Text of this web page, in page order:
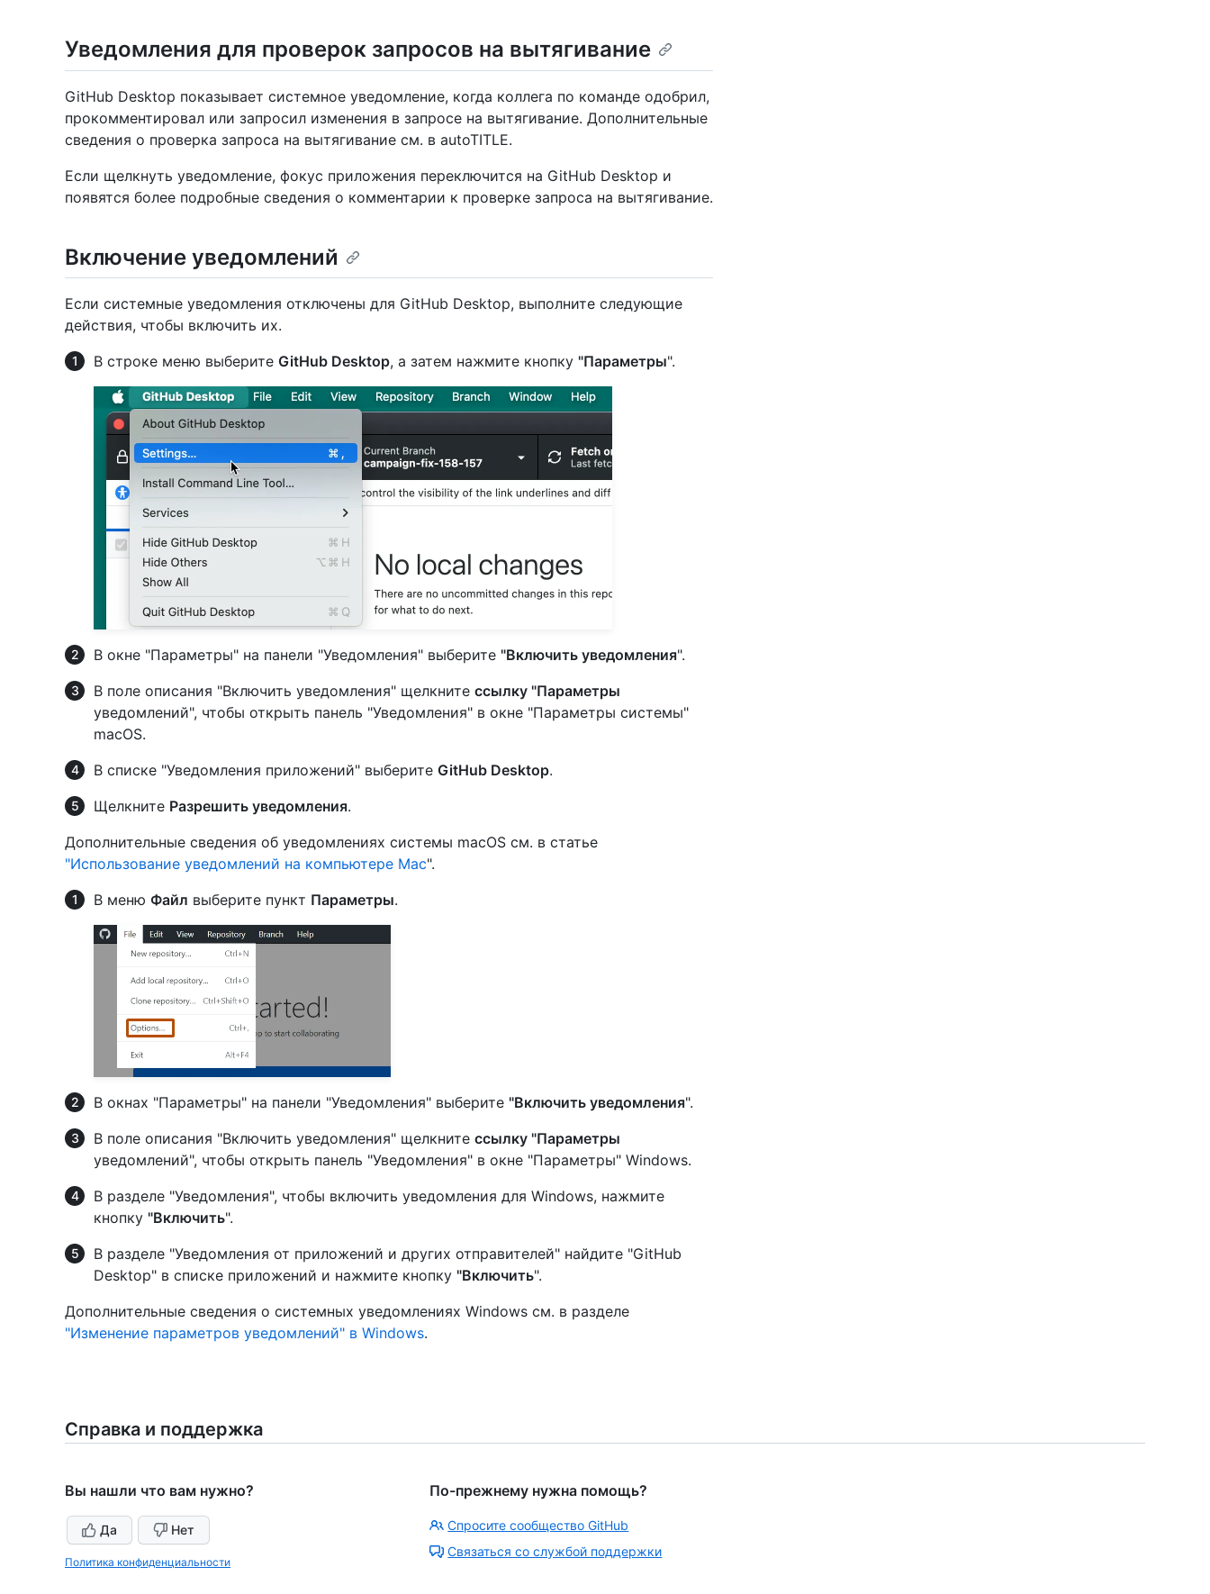
Уведомления для проверок запросов на вытягивание
GitHub Desktop показывает системное уведомление, когда коллега по команде одобрил,
прокомментировал или запросил изменения в запросе на вытягивание. Дополнительные
сведения о проверка запроса на вытягивание см. в autoTITLE.
Если щелкнуть уведомление, фокус приложения переключится на GitHub Desktop и
появятся более подробные сведения о комментарии к проверке запроса на вытягивание.
Включение уведомлений
Если системные уведомления отключены для GitHub Desktop, выполните следующие
действия, чтобы включить их.
В строке меню выберите GitHub Desktop, а затем нажмите кнопку "Параметры".
В окне "Параметры" на панели "Уведомления" выберите "Включить уведомления".
В поле описания "Включить уведомления" щелкните ссылку "Параметры
уведомлений", чтобы открыть панель "Уведомления" в окне "Параметры системы"
macOS.
В списке "Уведомления приложений" выберите GitHub Desktop.
Щелкните Разрешить уведомления.
Дополнительные сведения об уведомлениях системы macOS см. в статье
"Использование уведомлений на компьютере Mac".
В меню Файл выберите пункт Параметры.
В окнах "Параметры" на панели "Уведомления" выберите "Включить уведомления".
В поле описания "Включить уведомления" щелкните ссылку "Параметры
уведомлений", чтобы открыть панель "Уведомления" в окне "Параметры" Windows.
В разделе "Уведомления", чтобы включить уведомления для Windows, нажмите
кнопку "Включить".
В разделе "Уведомления от приложений и других отправителей" найдите "GitHub
Desktop" в списке приложений и нажмите кнопку "Включить".
Дополнительные сведения о системных уведомлениях Windows см. в разделе
"Изменение параметров уведомлений" в Windows.
Справка и поддержка
Вы нашли что вам нужно?
Да Нет
Политика конфиденциальности
По-прежнему нужна помощь?
Спросите сообщество GitHub
Связаться со службой поддержки